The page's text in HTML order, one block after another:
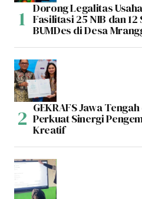
Dorong Legalitas
Fasilitasi 25 NIB dan
BUMDes di Desa
GEKRAFS Jawa
Perkuat Sinergi
Kreatif